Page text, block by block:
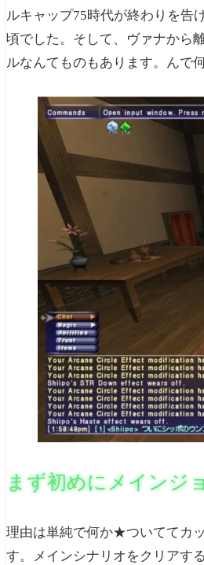
ルキャップ75時代が終わりを告
頃でした。そして、ヴァナから
ルなんてものもあります。んで
まず初めにメインジ
理由は単純で何か★ついててカ
す。メインシナリオをクリアす